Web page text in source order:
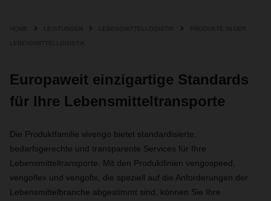
HOME LEISTUNGEN LEBENSMITTELLOGISTIK PRODUKTE IN DER
LEBENSMITTELLOGISTIK
Europaweit einzigartige Standards
für Ihre Lebensmitteltransporte
Die Produktfamilie vivengo bietet standardisierte,
bedarfsgerechte und transparente Services für Ihre
Lebensmitteltransporte. Mit den Produktlinien vengospeed,
vengoflex und vengofix, die speziell auf die Anforderungen der
Lebensmittelbranche abgestimmt sind, können Sie Ihre